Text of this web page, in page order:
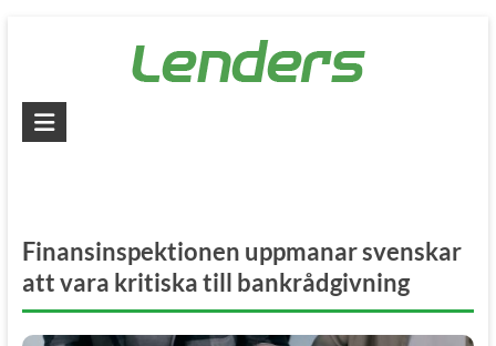
Lenders
alla
lån
Finansinspektionen uppmanar svenskar
att vara kritiska till bankrådgivning